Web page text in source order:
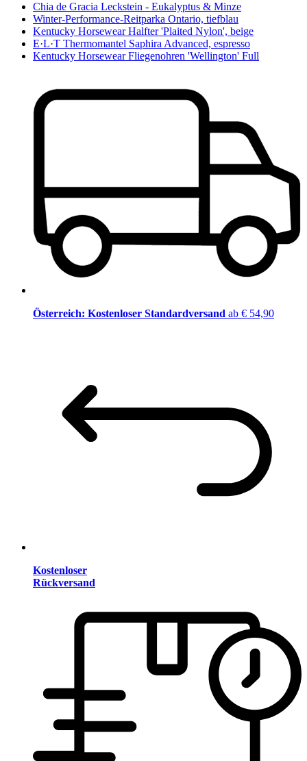
Chia de Gracia Leckstein - Eukalyptus & Minze
Winter-Performance-Reitparka Ontario, tiefblau
Kentucky Horsewear Halfter 'Plaited Nylon', beige
E·L·T Thermomantel Saphira Advanced, espresso
Kentucky Horsewear Fliegenohren 'Wellington' Full
Österreich: Kostenloser Standardversand ab € 54,90
Kostenloser
Rückversand